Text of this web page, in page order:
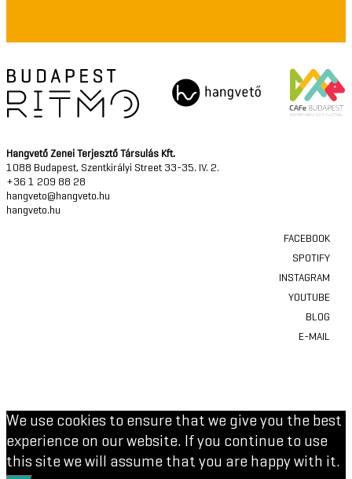
Hangvető Zenei Terjesztő Társulás Kft.
1088 Budapest, Szentkirályi Street 33-35. IV. 2.
+36 1 209 88 28
hangveto@hangveto.hu
hangveto.hu
FACEBOOK
SPOTIFY
INSTAGRAM
YOUTUBE
BLOG
E-MAIL
We use cookies to ensure that we give you the best
experience on our website. If you continue to use
this site we will assume that you are happy with it.